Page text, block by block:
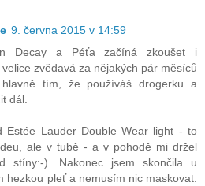
9. června 2015 v 14:59
Decay a Péťa začíná zkoušet i
zvědavá za nějakých pár měsíců
tím, že používáš drogerku a
dál.
Estée Lauder Double Wear light - to
ale v tubě - a v pohodě mi držel
stíny:-). Nakonec jsem skončila u
hezkou pleť a nemusím nic maskovat.